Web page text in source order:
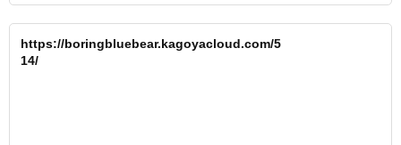
https://boringbluebear.kagoyacloud.com/5
14/